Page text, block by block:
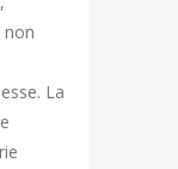
non
La